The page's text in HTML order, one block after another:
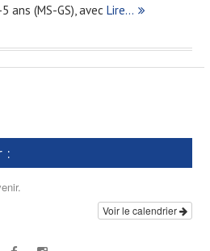
ans (MS-GS), avec Lire…
:
Voir le calendrier